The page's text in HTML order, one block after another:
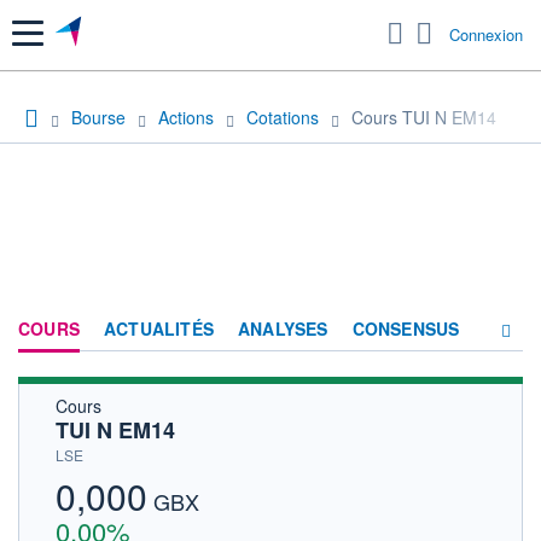
Menu Connexion
Bourse Actions Cotations Cours TUI N EM14
COURS ACTUALITÉS ANALYSES CONSENSUS
Cours
TUI N EM14
LSE
0,000 GBX
0,00%